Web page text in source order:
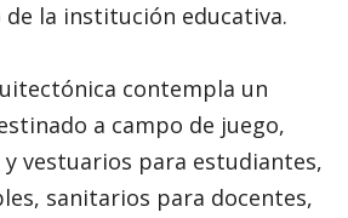
la institución educativa.
contempla un
a campo de juego,
vestuarios para estudiantes,
sanitarios para docentes,